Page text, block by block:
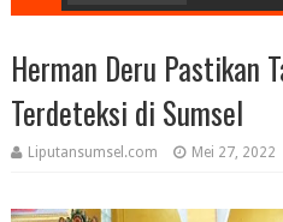
Herman Deru Pastikan
Terdeteksi di Sumsel
Liputansumsel.com Mei 27, 2022